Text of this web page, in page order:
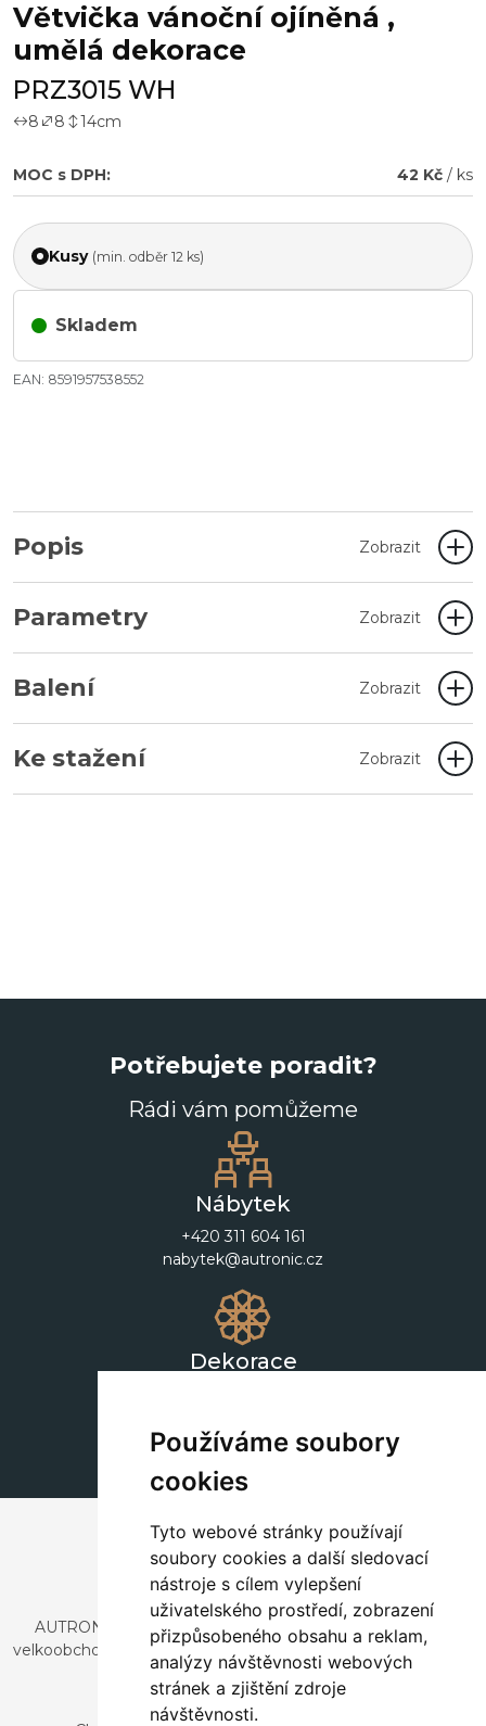
Používáme soubory
cookies
Tyto webové stránky používají
soubory cookies a další sledovací
nástroje s cílem vylepšení
uživatelského prostředí, zobrazení
přizpůsobeného obsahu a reklam,
analýzy návštěvnosti webových
stránek a zjištění zdroje
návštěvnosti.
Větvička vánoční ojíněná ,
umělá dekorace
PRZ3015 WH
8 8 14cm
MOC s DPH: 42 Kč / ks
Kusy (min. odběr 12 ks)
Skladem
EAN: 8591957538552
Popis Zobrazit
Parametry Zobrazit
Balení Zobrazit
Ke stažení Zobrazit
Potřebujete poradit?
Rádi vám pomůžeme
Nábytek
+420 311 604 161
nabytek@autronic.cz
Dekorace
AUTRONIC, s.r.o. je společnost zabývající se dovozem a
velkoobchodním prodejem designového i stylového nábytku
a dekorací.
Česká republika